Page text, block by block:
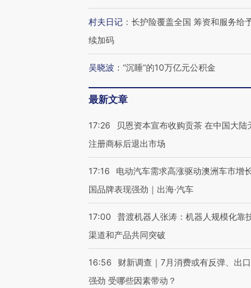
村夫日记 ： 长护险覆盖全国 筹资和服务给
续加码
吴晓波 ： “沉睡”的10万亿元公积金
最新文章
17:26
贝恩资本宣布收购贡茶 在中国大陆
注册商标后退出市场
17:16
电动汽车需求高涨驱动澳洲车市增
国品牌表现强劲｜出海·汽车
17:00
普渡机器人张涛：机器人规模化靠
渠道和产品共同突破
16:56
财新调查｜7月消费或有反弹、出
强劲 受哪些因素带动？